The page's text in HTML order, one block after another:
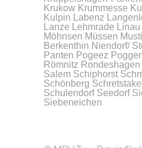
Krukow Krummesse
Kulpin
Labenz
Lanze
Lehmrade Linau
Möhnsen Müssen
Berkenthin Niendorf/
Panten Pogeez
Römnitz Rondeshagen
Salem Schiphorst
Schönberg
Schulendorf Seedorf
Siebeneichen